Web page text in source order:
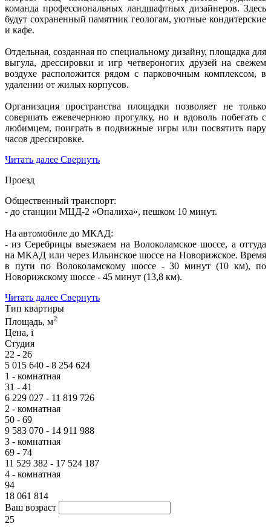
команда профессиональных ландшафтных дизайнеров. Здесь
будут сохраненный памятник геологам, уютные кондитерские
и кафе.
Отдельная, созданная по специальному дизайну, площадка для
выгула, дрессировки и игр четвероногих друзей на свежем
воздухе расположится рядом с парковочным комплексом, в
удалении от жилых корпусов.
Организация пространства площадки позволяет не только
совершать ежевечернюю прогулку, но и вдоволь побегать с
любимцем, поиграть в подвижные игры или посвятить пару
часов дрессировке.
Читать далее Свернуть
Проезд
Общественный транспорт:
- до станции МЦД-2 «Опалиха», пешком 10 минут.
На автомобиле до МКАД:
- из Серебрицы выезжаем на Волоколамское шоссе, а оттуда
на МКАД или через Ильинское шоссе на Новорижское. Время
в пути по Волоколамскому шоссе - 30 минут (10 км), по
Новорижскому шоссе - 45 минут (13,8 км).
Читать далее Свернуть
Тип квартиры
Площадь, м2
Цена, i
Студия
22 - 26
5 015 640 - 8 254 624
1 - комнатная
31 - 41
6 229 027 - 11 819 726
2 - комнатная
50 - 69
9 583 070 - 14 911 988
3 - комнатная
69 - 74
11 529 382 - 17 524 187
4 - комнатная
94
18 061 814
Ваш возраст
25